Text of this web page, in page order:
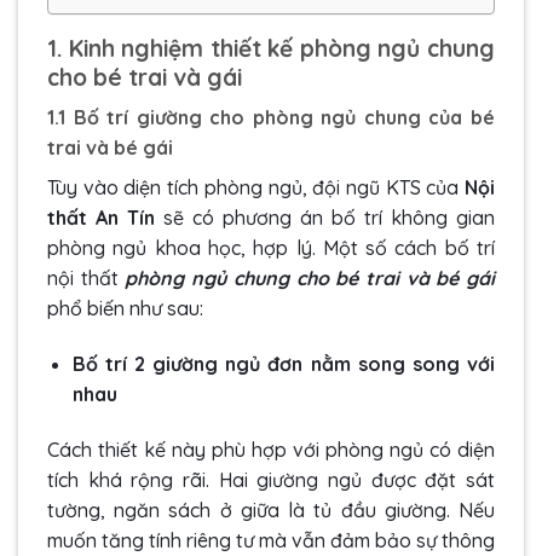
1. Kinh nghiệm thiết kế phòng ngủ chung
cho bé trai và gái
1.1 Bố trí giường cho phòng ngủ chung của bé
trai và bé gái
Tùy vào diện tích phòng ngủ, đội ngũ KTS của Nội
thất An Tín sẽ có phương án bố trí không gian
phòng ngủ khoa học, hợp lý. Một số cách bố trí
nội thấtphòng ngủ chung cho bé trai và bé gái
phổ biến như sau:
Bố trí 2 giường ngủ đơn nằm song song với
nhau
Cách thiết kế này phù hợp với phòng ngủ có diện
tích khá rộng rãi. Hai giường ngủ được đặt sát
tường, ngăn sách ở giữa là tủ đầu giường. Nếu
muốn tăng tính riêng tư mà vẫn đảm bảo sự thông